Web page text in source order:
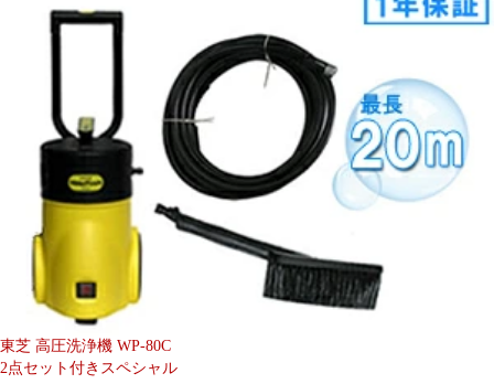
東芝 高圧洗浄機 WP-80C
2点セット付きスペシャル